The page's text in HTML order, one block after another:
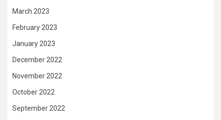
March 2023
February 2023
January 2023
December 2022
November 2022
October 2022
September 2022